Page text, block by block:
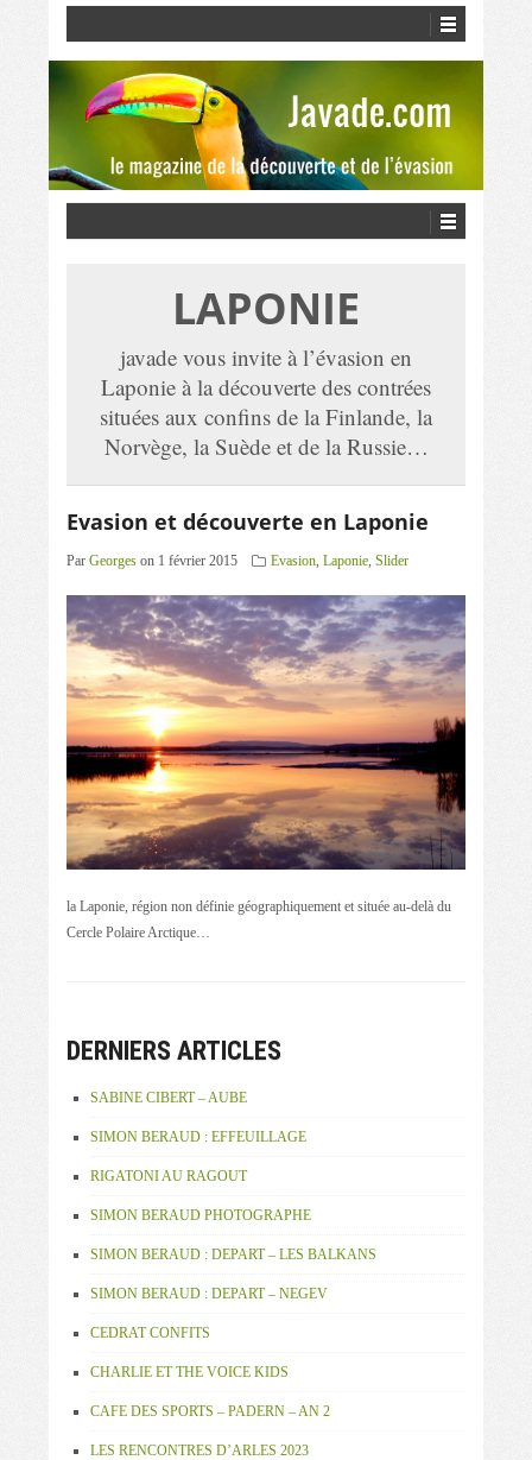
LAPONIE
javade vous invite à l’évasion en
Laponie à la découverte des contrées
situées aux confins de la Finlande, la
Norvège, la Suède et de la Russie…
Evasion et découverte en Laponie
Par Georges on 1 février 2015 Evasion Laponie Slider
la Laponie, région non définie géographiquement et située au-delà du
Cercle Polaire Arctique…
DERNIERS ARTICLES
SABINE CIBERT – AUBE
SIMON BERAUD : EFFEUILLAGE
RIGATONI AU RAGOUT
SIMON BERAUD PHOTOGRAPHE
SIMON BERAUD : DEPART – LES BALKANS
SIMON BERAUD : DEPART – NEGEV
CEDRAT CONFITS
CHARLIE ET THE VOICE KIDS
CAFE DES SPORTS – PADERN – AN 2
LES RENCONTRES D’ARLES 2023